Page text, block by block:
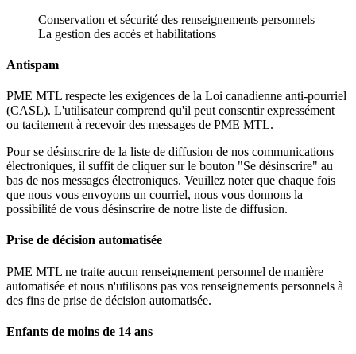
Conservation et sécurité des renseignements personnels
La gestion des accès et habilitations
Antispam
PME MTL respecte les exigences de la Loi canadienne anti-pourriel
(CASL). L'utilisateur comprend qu'il peut consentir expressément
ou tacitement à recevoir des messages de PME MTL.
Pour se désinscrire de la liste de diffusion de nos communications
électroniques, il suffit de cliquer sur le bouton "Se désinscrire" au
bas de nos messages électroniques. Veuillez noter que chaque fois
que nous vous envoyons un courriel, nous vous donnons la
possibilité de vous désinscrire de notre liste de diffusion.
Prise de décision automatisée
PME MTL ne traite aucun renseignement personnel de manière
automatisée et nous n'utilisons pas vos renseignements personnels à
des fins de prise de décision automatisée.
Enfants de moins de 14 ans